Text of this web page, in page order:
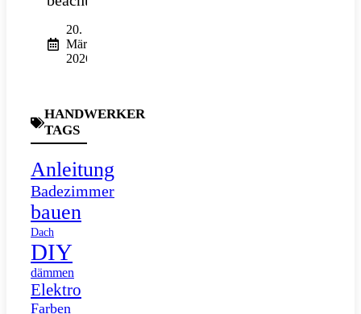
20.
März
2026
HANDWERKER
TAGS
Anleitung
Badezimmer
bauen
Dach
DIY
dämmen
Elektro
Farben